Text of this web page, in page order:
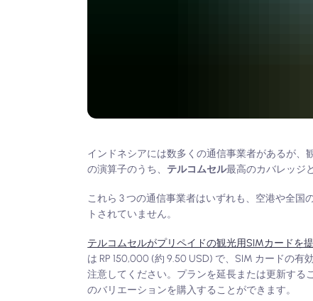
インドネシアには数多くの通信事業者があるが、
の演算子のうち、 テルコムセル最高のカバレッジ
これら 3 つの通信事業者はいずれも、空港や全
トされていません。
テルコムセルがプリペイドの観光用SIMカードを
は RP 150,000 (約 9.50 USD) で、SIM カードの
注意してください。プランを延長または更新す
のバリエーションを購入することができます。